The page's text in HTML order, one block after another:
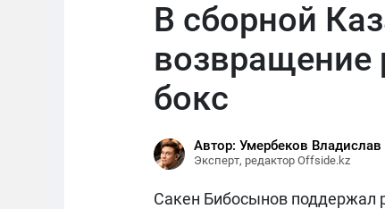
В сборной
возвращение
бокс
Автор: Умербеков Владислав
Эксперт, редактор Offside.kz
Сакен Бибосынов поддержал